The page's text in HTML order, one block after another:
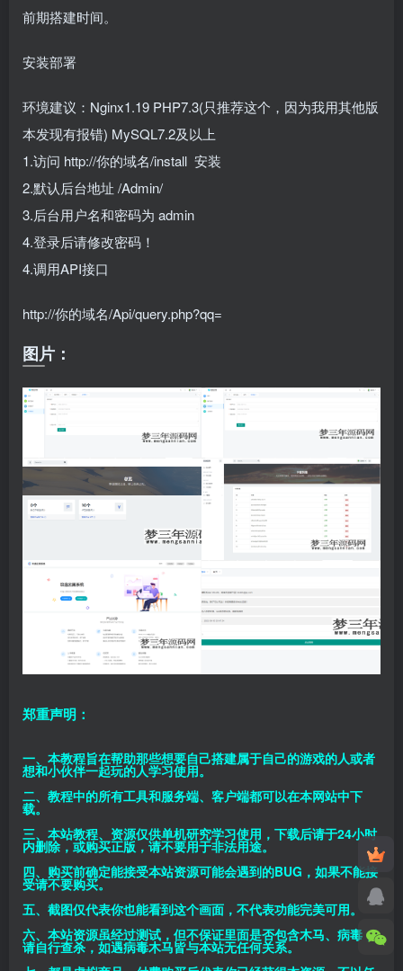
前期搭建时间。
安装部署
环境建议：Nginx1.19 PHP7.3(只推荐这个，因为我用其他版
本发现有报错) MySQL7.2及以上
1.访问 http://你的域名/install 安装
2.默认后台地址 /Admin/
3.后台用户名和密码为 admin
4.登录后请修改密码！
4.调用API接口
http://你的域名/Api/query.php?qq=
图片：
郑重声明：
一、本教程旨在帮助那些想要自己搭建属于自己的游戏的人或者
想和小伙伴一起玩的人学习使用。
二、教程中的所有工具和服务端、客户端都可以在本网站中下
载。
三、本站教程、资源仅供单机研究学习使用，下载后请于24小时
内删除，或购买正版，请不要用于非法用途。
四、购买前确定能接受本站资源可能会遇到的BUG，如果不能接
受请不要购买。
五、截图仅代表你也能看到这个画面，不代表功能完美可用。
六、本站资源虽经过测试，但不保证里面是否包含木马、病毒，
请自行查杀，如遇病毒木马皆与本站无任何关系。